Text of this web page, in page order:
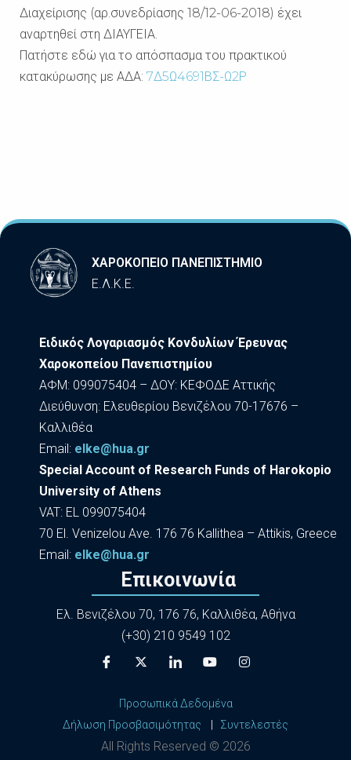
Διαχείρισης (αρ.συνεδρίασης 18/12-06-2018) έχει
αναρτηθεί στη ΔΙΑΥΓΕΙΑ.
Πατήστε εδώ για το απόσπασμα του πρακτικού
κατακύρωσης με ΑΔΑ: 7Δ5Ω4691ΒΣ-Ω2Ρ
ΧΑΡΟΚΟΠΕΙΟ ΠΑΝΕΠΙΣΤΗΜΙΟ
Ε.Λ.Κ.Ε.
Ειδικός Λογαριασμός Κονδυλίων Έρευνας
Χαροκοπείου Πανεπιστημίου
ΑΦΜ: 099075404 – ΔΟΥ: ΚΕΦΟΔΕ Αττικής
Διεύθυνση: Ελευθερίου Βενιζέλου 70-17676 –
Καλλιθέα
Εmail: elke@hua.gr
Special Account of Research Funds of Harokopio
University of Athens
VAT: EL 099075404
70 El. Venizelou Ave. 176 76 Kallithea – Attikis, Greece
Εmail: elke@hua.gr
Επικοινωνία
Ελ. Βενιζέλου 70, 176 76, Καλλιθέα, Αθήνα
(+30) 210 9549 102
Προσωπικά Δεδομένα
Δήλωση Προσβασιμότητας
Συντελεστές
All Rights Reserved © 2026